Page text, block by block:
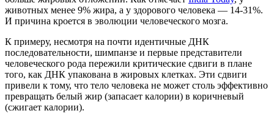
животных менее 9% жира, а у здорового человека — 14-31%.
И причина кроется в эволюции человеческого мозга.
К примеру, несмотря на почти идентичные ДНК
последовательности, шимпанзе и первые представители
человеческого рода пережили критические сдвиги в плане
того, как ДНК упакована в жировых клетках. Эти сдвиги
привели к тому, что тело человека не может столь эффективно
превращать белый жир (запасает калории) в коричневый
(сжигает калории).